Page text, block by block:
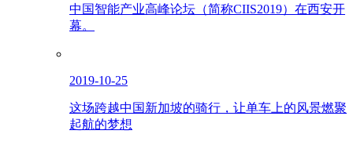
中国智能产业高峰论坛（简称CIIS2019）在西安开
幕。
2019-10-25
这场跨越中国新加坡的骑行，让单车上的风景燃聚
起航的梦想